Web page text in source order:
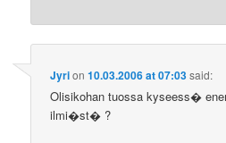
Jyrion10.03.2006 at 07:03said:
Olisikohan tuossa kyseess�
ilmi�st� ?